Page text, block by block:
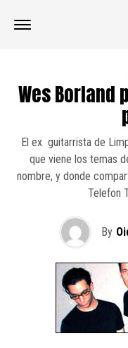
Wes Borland
El ex  guitarrista de
que viene los temas
nombre, y donde
Telefon
By